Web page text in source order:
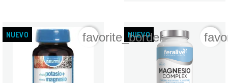
NUEVO favorite_border
NUEVO